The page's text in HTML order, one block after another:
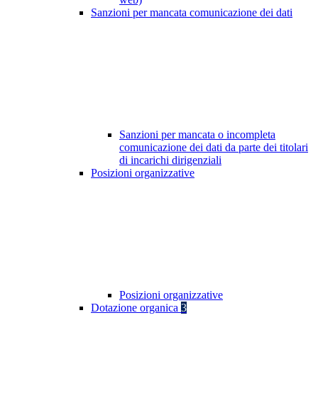
Sanzioni per mancata comunicazione dei dati
Sanzioni per mancata o incompleta
comunicazione dei dati da parte dei titolari
di incarichi dirigenziali
Posizioni organizzative
Posizioni organizzative
Dotazione organica 3